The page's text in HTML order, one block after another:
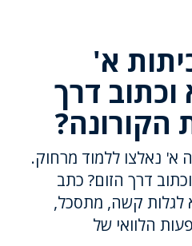
א'
וכתוב דרך
הקורונה?
א' נאלצו ללמוד מרחוק.
קרוא וכתוב דרך הזום? כתב
לגלות קשה, מתסכל,
הלוואי של